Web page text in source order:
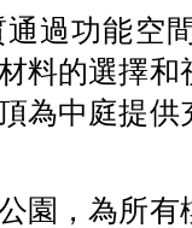
過功能空
料的選擇
為中庭提
園，為所